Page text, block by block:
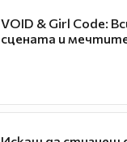
VOID & Girl Code:
сцената и